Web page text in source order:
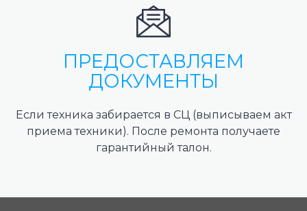
ПРЕДОСТАВЛЯЕМ
ДОКУМЕНТЫ
Если техника забирается в СЦ (выписываем акт
приема техники). После ремонта получаете
гарантийный талон.